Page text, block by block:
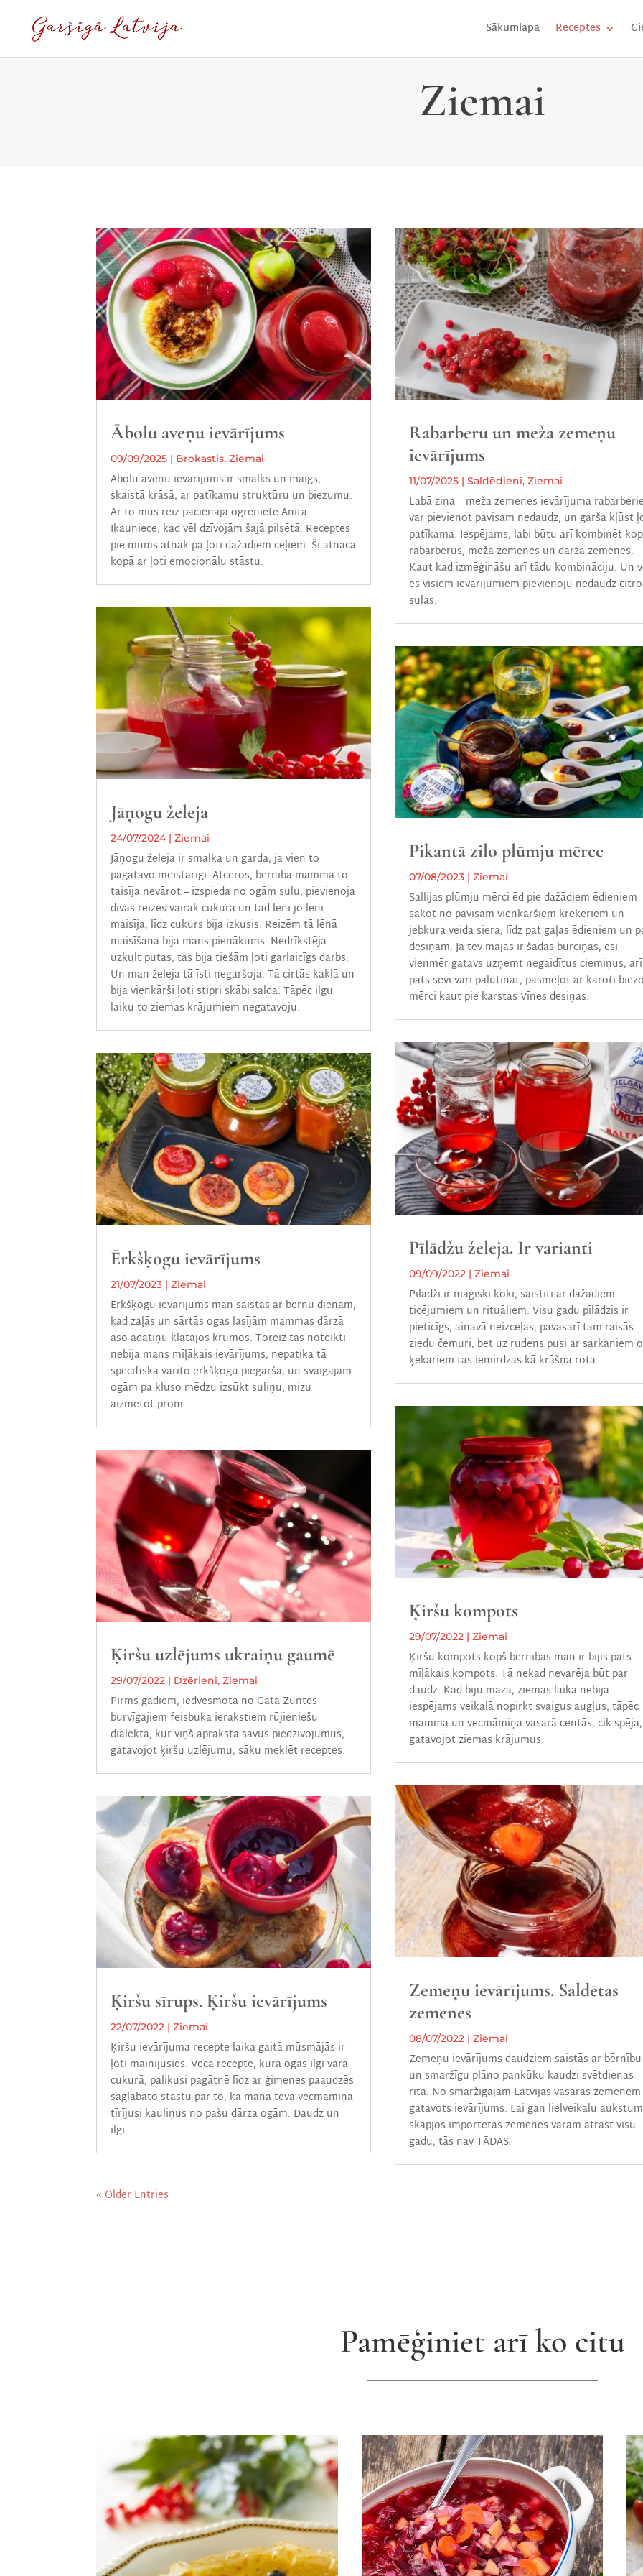
Sākumlapa Receptes
Ziemai
Ābolu aveņu ievārījums
09/09/2025 | Brokastis,Ziemai
Ābolu aveņu ievārījums ir smalks un maigs,
skaistā krāsā, ar patīkamu struktūru un biezumu.
Ar to mūs reiz pacienāja ogrēniete Anita
Ikauniece, kad vēl dzīvojām šajā pilsētā. Receptes
pie mums atnāk pa ļoti dažādiem ceļiem. Šī atnāca
kopā ar ļoti emocionālu stāstu.
Jāņogu želeja
24/07/2024|Ziemai
Jāņogu želeja ir smalka un garda, ja vien to
pagatavo meistarīgi. Atceros, bērnībā mamma to
taisīja nevārot – izspieda no ogām sulu, pievienoja
divas reizes vairāk cukura un tad lēni jo lēni
maisīja, līdz cukurs bija izkusis. Reizēm tā lēnā
maisīšana bija mans pienākums. Nedrīkstēja
uzkult putas, tas bija tiešām ļoti garlaicīgs darbs.
Un man želeja tā īsti negaršoja. Tā cirtās kaklā un
bija vienkārši ļoti stipri skābi salda. Tāpēc ilgu
laiku to ziemas krājumiem negatavoju.
Ērkšķogu ievārījums
21/07/2023 |Ziemai
Ērkšķogu ievārījums man saistās ar bērnu dienām,
kad zaļās un sārtās ogas lasījām mammas dārzā
aso adatiņu klātajos krūmos. Toreiz tas noteikti
nebija mans mīļākais ievārījums, nepatika tā
specifiskā vārīto ērkšķogu piegarša, un svaigajām
ogām pa kluso mēdzu izsūkt suliņu, mizu
aizmetot prom.
Ķiršu uzlējums ukraiņu gaumē
29/07/2022 | Dzērieni,Ziemai
Pirms gadiem, iedvesmota no Gata Zuntes
burvīgajiem feisbuka ierakstiem rūjieniešu
dialektā, kur viņš apraksta savus piedzīvojumus,
gatavojot ķiršu uzlējumu, sāku meklēt receptes.
Ķiršu sīrups. Ķiršu ievārījums
22/07/2022 |Ziemai
Ķiršu ievārījuma recepte laika gaitā mūsmājās ir
ļoti mainījusies. Vecā recepte, kurā ogas ilgi vāra
cukurā, palikusi pagātnē līdz ar ģimenes paaudzēs
saglabāto stāstu par to, kā mana tēva vecmāmiņa
tīrījusi kauliņus no pašu dārza ogām. Daudz un
ilgi.
Rabarberu un meža zemeņu
ievārījums
11/07/2025| Saldēdieni, Ziemai
Labā ziņa – meža zemenes ievārījuma
var pievienot pavisam nedaudz, un garša kļūst
patīkama. Iespējams, labi būtu arī kombinēt
rabarberus, meža zemenes un dārza zemenes.
Kaut kad izmēģināšu arī tādu kombināciju. Un
es visiem ievārījumiem pievienoju nedaudz
sulas.
Pikantā zilo plūmju mērce
07/08/2023| Ziemai
Sallijas plūmju mērci ēd pie dažādiem ēdieniem
sākot no pavisam vienkāršiem krekeriem un
jebkura veida siera, līdz pat gaļas ēdieniem un
desiņām. Ja tev mājās ir šādas burciņas, esi
vienmēr gatavs uzņemt negaidītus ciemiņus, arī
pats sevi vari palutināt, pasmeļot ar karoti
mērci kaut pie karstas Vīnes desiņas.
Pīlādžu želeja. Ir varianti
09/09/2022| Ziemai
Pīlādži ir maģiski koki, saistīti ar dažādiem
ticējumiem un rituāliem. Visu gadu pīlādzis ir
pieticīgs, ainavā neizceļas, pavasarī tam raisās
ziedu čemuri, bet uz rudens pusi ar sarkaniem
ķekariem tas iemirdzas kā krāšņa rota.
Ķiršu kompots
29/07/2022| Ziemai
Ķiršu kompots kopš bērnības man ir bijis pats
mīļākais kompots. Tā nekad nevarēja būt par
daudz. Kad biju maza, ziemas laikā nebija
iespējams veikalā nopirkt svaigus augļus, tāpēc
mamma un vecmāmiņa vasarā centās, cik spēja,
gatavojot ziemas krājumus.
Zemeņu ievārījums. Saldētas
zemenes
08/07/2022| Ziemai
Zemeņu ievārījums daudziem saistās ar bērnību
un smaržīgu plāno pankūku kaudzi svētdienas
rītā. No smaržīgajām Latvijas vasaras zemenēm
gatavots ievārījums. Lai gan lielveikalu
skapjos importētas zemenes varam atrast visu
gadu, tās nav TĀDAS.
« Older Entries
Pamēģiniet arī ko citu